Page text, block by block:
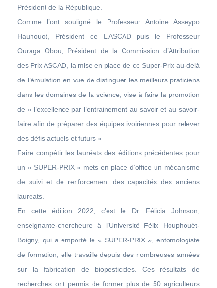
Président de la République.
Comme l’ont souligné le Professeur Antoine Asseypo
Hauhouot, Président de L’ASCAD puis le Professeur
Ouraga Obou, Président de la Commission d’Attribution
des Prix ASCAD, la mise en place de ce Super-Prix au-delà
de l’émulation en vue de distinguer les meilleurs praticiens
dans les domaines de la science, vise à faire la promotion
de « l’excellence par l’entrainement au savoir et au savoir-
faire afin de préparer des équipes ivoiriennes pour relever
des défis actuels et futurs »
Faire compétir les lauréats des éditions précédentes pour
un « SUPER-PRIX » mets en place d’office un mécanisme
de suivi et de renforcement des capacités des anciens
lauréats.
En cette édition 2022, c’est le Dr. Félicia Johnson,
enseignante-chercheure à l’Université Félix Houphouët-
Boigny, qui a emporté le « SUPER-PRIX », entomologiste
de formation, elle travaille depuis des nombreuses années
sur la fabrication de biopesticides. Ces résultats de
recherches ont permis de former plus de 50 agriculteurs